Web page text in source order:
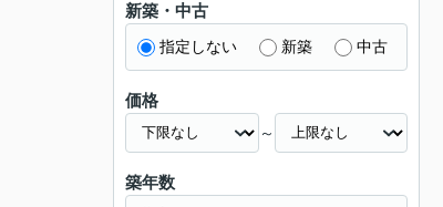
新築・中古
指定しない 新築 中古
価格
～
築年数